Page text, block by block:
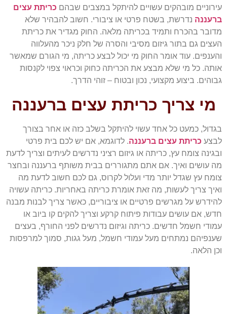
עירוניים מובהקים עשויים להיתקל במצבים שבהם כריתת עצים
ברעננה נדרשת, בשטח פרטי או ציבורי. חשוב להבהיר שלא
מדובר בהכרח ותמיד בכריתה מלאה. החוק מגדיר את כריתת
העצים גם בתור גיזום מסיבי והסרה של חלק ניכר מהעלווה
והענפים. עוד אומר החוק מי יכול לבצע כריתה, מי הגורם שמאשר
אותה. כל מי שלא מבצע את הכריתה כחוק וכראוי צפוי לקנסות
גבוהים. ביצוע מקצועי, נכון ובטוח – זוהי הדרך.
מי צריך כריתת עצים ברעננה
בגדול, כמעט כל אחד עשוי להיתקל בשלב כזה או אחר בצורך
לבצע כריתת עצים ברעננה. לדוגמא, אם יש לכם בית פרטי
ובגינה צומח עץ, כריתה או גיזום רציני נדרשים לעיתים וצריך לדעת
מה עושים ואיך. אם אתם מתגוררים בבית משותף ברעננה ובחצר
צומח עץ שגדל יותר מדי ועלול לקרוס, גם לכם חשוב לדעת מה
ואיך צריך לעשות, מה זאת אומרת כריתה באחריות. כריתה עשויה
להידרש על מגרשים פרטיים או ציבוריים, כאשר צריך לבנות מבנה
חדש, אם עושים עבודות פיתוח קרקע וצריך להקים קו ביוב או
עמודי חשמל חדשים. כריתה וגיזום נדרשים לפני החורף, בעצים
שענפיהם נמתחים מעל עמודי חשמל, מעל גגות, סמוך למרפסות
וכן הלאה.